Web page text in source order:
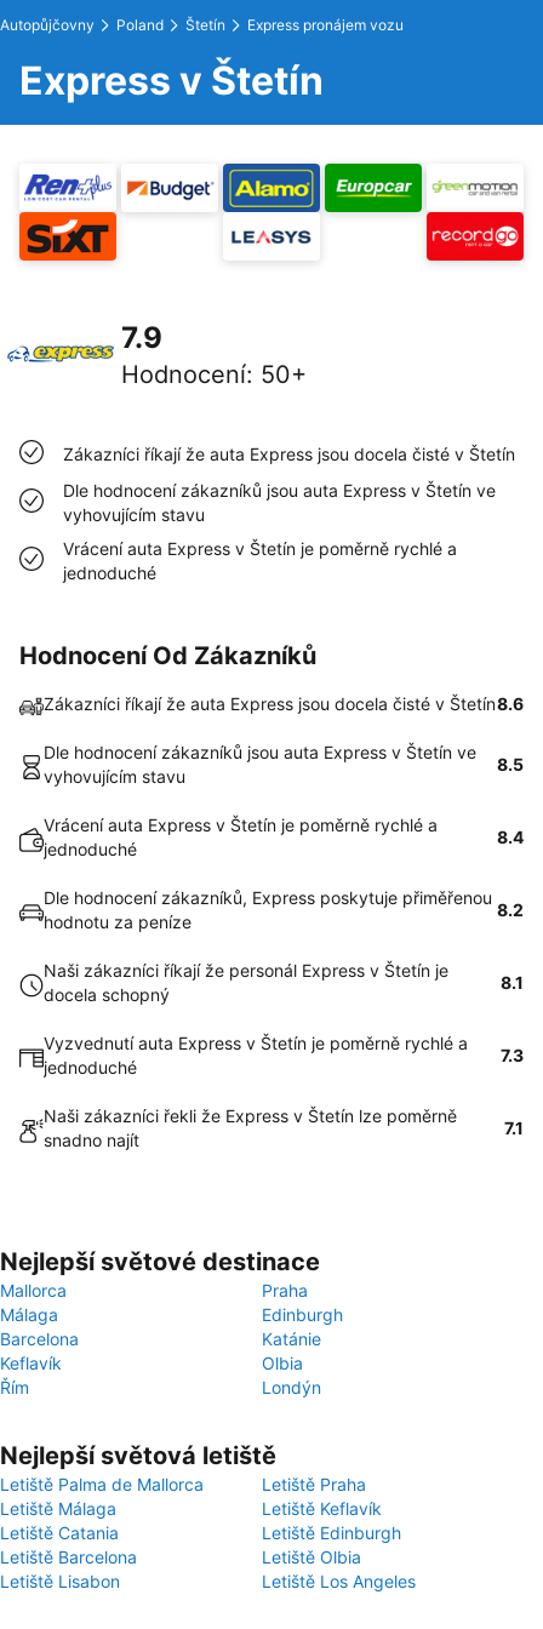
Autopůjčovny Poland Štetín Express pronájem vozu
Express v Štetín
7.9
Hodnocení: 50+
Zákazníci říkají že auta Express jsou docela čisté v Štetín
Dle hodnocení zákazníků jsou auta Express v Štetín ve
vyhovujícím stavu
Vrácení auta Express v Štetín je poměrně rychlé a
jednoduché
Hodnocení Od Zákazníků
Zákazníci říkají že auta Express jsou docela čisté v Štetín8.6
Dle hodnocení zákazníků jsou auta Express v Štetín ve
vyhovujícím stavu
8.5
Vrácení auta Express v Štetín je poměrně rychlé a
jednoduché
8.4
Dle hodnocení zákazníků, Express poskytuje přiměřenou
hodnotu za peníze
8.2
Naši zákazníci říkají že personál Express v Štetín je
docela schopný
8.1
Vyzvednutí auta Express v Štetín je poměrně rychlé a
jednoduché
7.3
Naši zákazníci řekli že Express v Štetín lze poměrně
snadno najít
7.1
Nejlepší světové destinace
Mallorca
Praha
Málaga
Edinburgh
Barcelona
Katánie
Keflavík
Olbia
Řím
Londýn
Nejlepší světová letiště
Letiště Palma de Mallorca
Letiště Praha
Letiště Málaga
Letiště Keflavík
Letiště Catania
Letiště Edinburgh
Letiště Barcelona
Letiště Olbia
Letiště Lisabon
Letiště Los Angeles